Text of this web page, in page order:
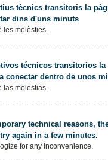
tècnics transitoris la
dins d'uns minuts
les molèsties.
técnicos transitorios
conectar dentro de unos
las molestias.
technical reasons,
again in a few minutes.
for any inconvenience.